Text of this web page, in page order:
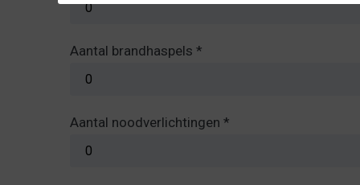
Aantal brandhaspels*
Aantal noodverlichtingen*